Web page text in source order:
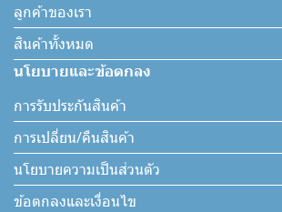
ลูกค้าของเรา
สินค้าทั้งหมด
นโยบายและข้อตกลง
การรับประกันสินค้า
การเปลี่ยน/คืนสินค้า
นโยบายความเป็นส่วนตัว
ข้อตกลงและเงื่อนไข